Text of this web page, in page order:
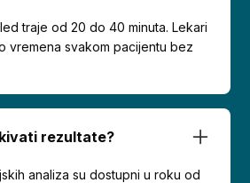
traje od 20 do 40 minuta. Lekari
vremena svakom pacijentu bez
rezultate?
analiza su dostupni u roku od